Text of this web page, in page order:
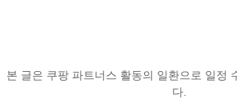
본 글은 쿠팡 파트너스 활동의 일환으로 일정
다.